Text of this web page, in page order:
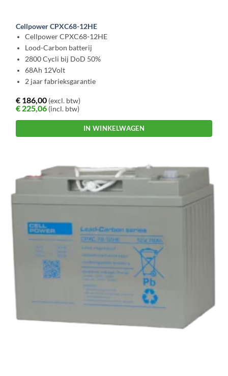
Cellpower CPXC68-12HE
Cellpower CPXC68-12HE
Lood-Carbon batterij
2800 Cycli bij DoD 50%
68Ah 12Volt
2 jaar fabrieksgarantie
€ 186,00 (excl. btw)
€ 225,06 (incl. btw)
IN WINKELWAGEN